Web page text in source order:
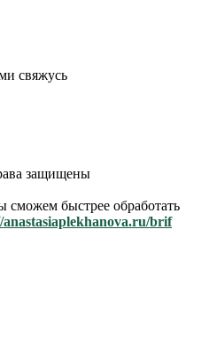
свяжусь
защищены
быстрее обработать
anastasiaplekhanova.ru/brif